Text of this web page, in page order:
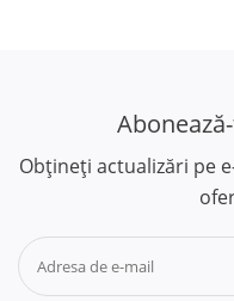
Obțineți actualizări pe